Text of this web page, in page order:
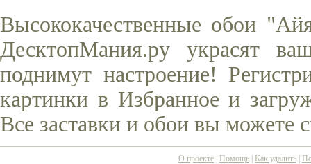
Высококачественные обои
ДесктопМания.ру украсят
поднимут настроение!
картинки в Избранное и
Все заставки и обои вы можете
О проекте Помощь Как удалить